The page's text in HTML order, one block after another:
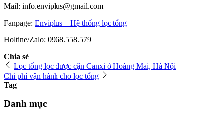
Mail: info.enviplus@gmail.com
Fanpage: Enviplus – Hệ thống lọc tổng
Holtine/Zalo: 0968.558.579
Chia sẻ
Lọc tổng lọc được cặn Canxi ở Hoàng Mai, Hà Nội
Chi phí vận hành cho lọc tổng
Tag
Danh mục